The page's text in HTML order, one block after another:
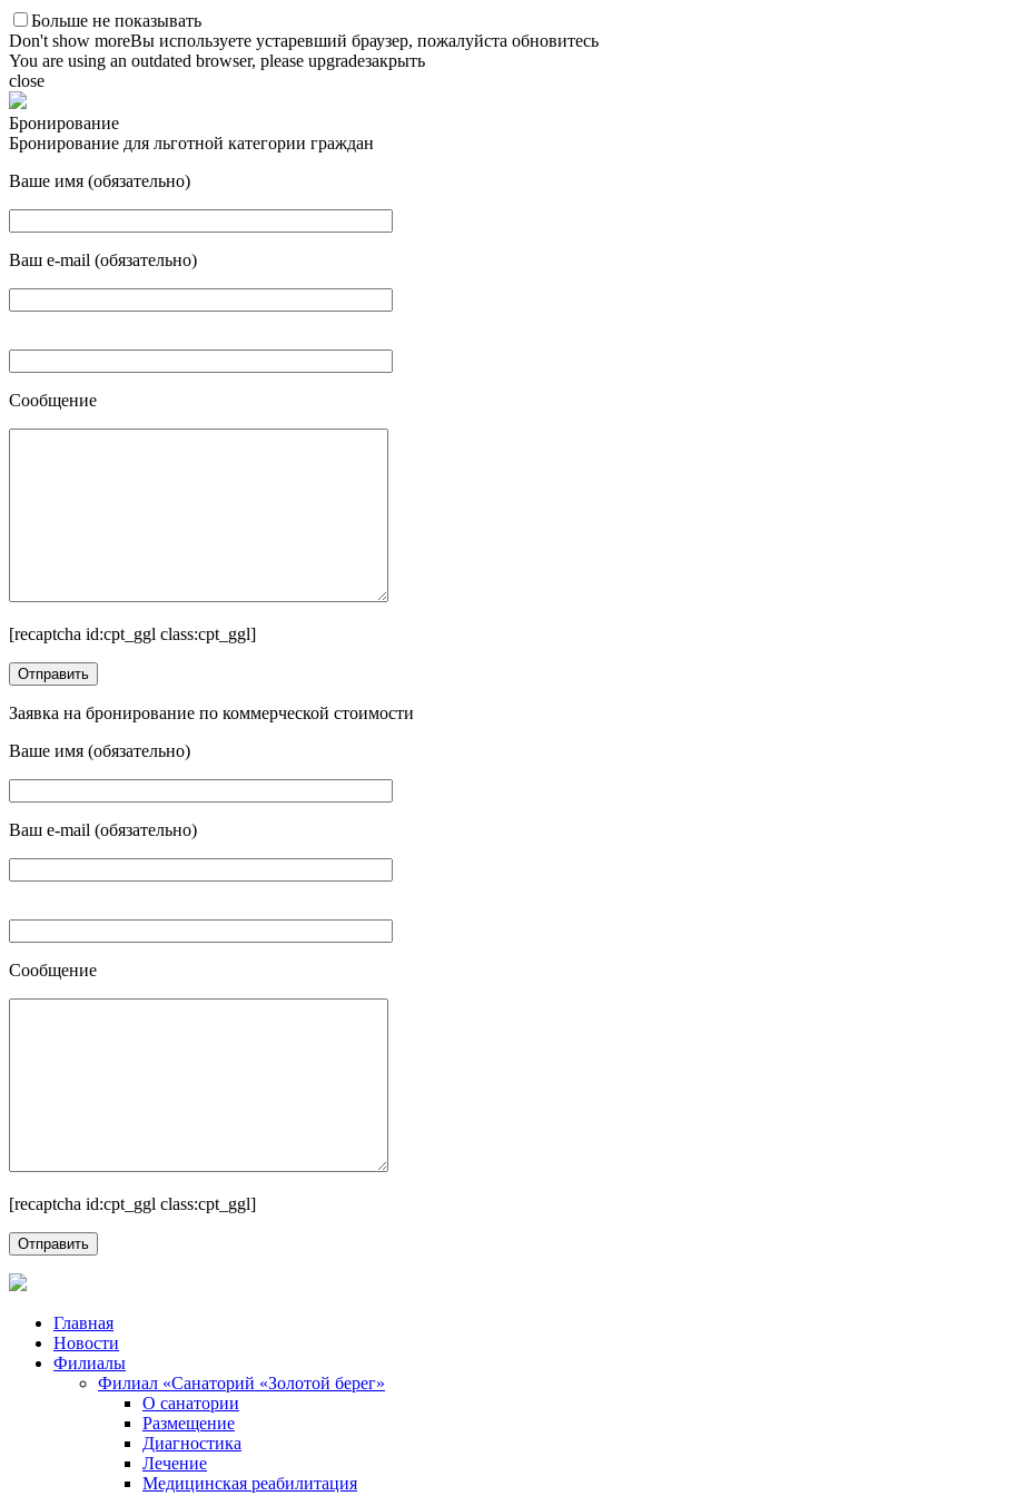
Больше не показывать
Don't show moreВы используете устаревший браузер, пожалуйста обновитесь
You are using an outdated browser, please upgradeзакрыть
close
Бронирование
Бронирование для льготной категории граждан
Ваше имя (обязательно)
Ваш e-mail (обязательно)
Сообщение
[recaptcha id:cpt_ggl class:cpt_ggl]
Заявка на бронирование по коммерческой стоимости
Ваше имя (обязательно)
Ваш e-mail (обязательно)
Сообщение
[recaptcha id:cpt_ggl class:cpt_ggl]
Главная
Новости
Филиалы
Филиал «Санаторий «Золотой берег»
О санатории
Размещение
Диагностика
Лечение
Медицинская реабилитация